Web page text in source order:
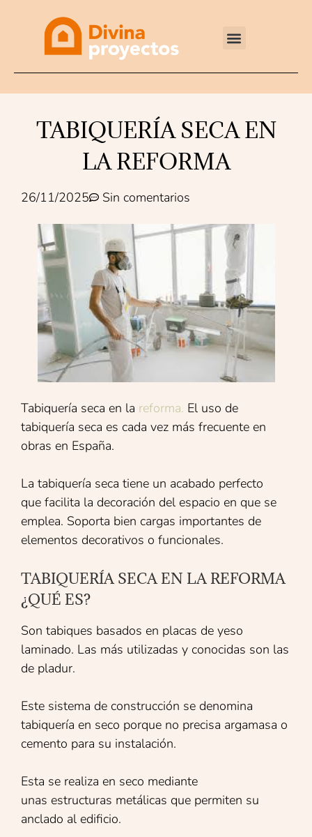
TABIQUERÍA SECA EN
LA REFORMA
26/11/2025 Sin comentarios
Tabiquería seca en la reforma. El uso de
tabiquería seca es cada vez más frecuente en
obras en España.
La tabiquería seca tiene un acabado perfecto
que facilita la decoración del espacio en que se
emplea. Soporta bien cargas importantes de
elementos decorativos o funcionales.
TABIQUERÍA SECA EN LA REFORMA
¿QUÉ ES?
Son tabiques basados en placas de yeso
laminado. Las más utilizadas y conocidas son las
de pladur.
Este sistema de construcción se denomina
tabiquería en seco porque no precisa argamasa o
cemento para su instalación.
Esta se realiza en seco mediante
unas estructuras metálicas que permiten su
anclado al edificio.